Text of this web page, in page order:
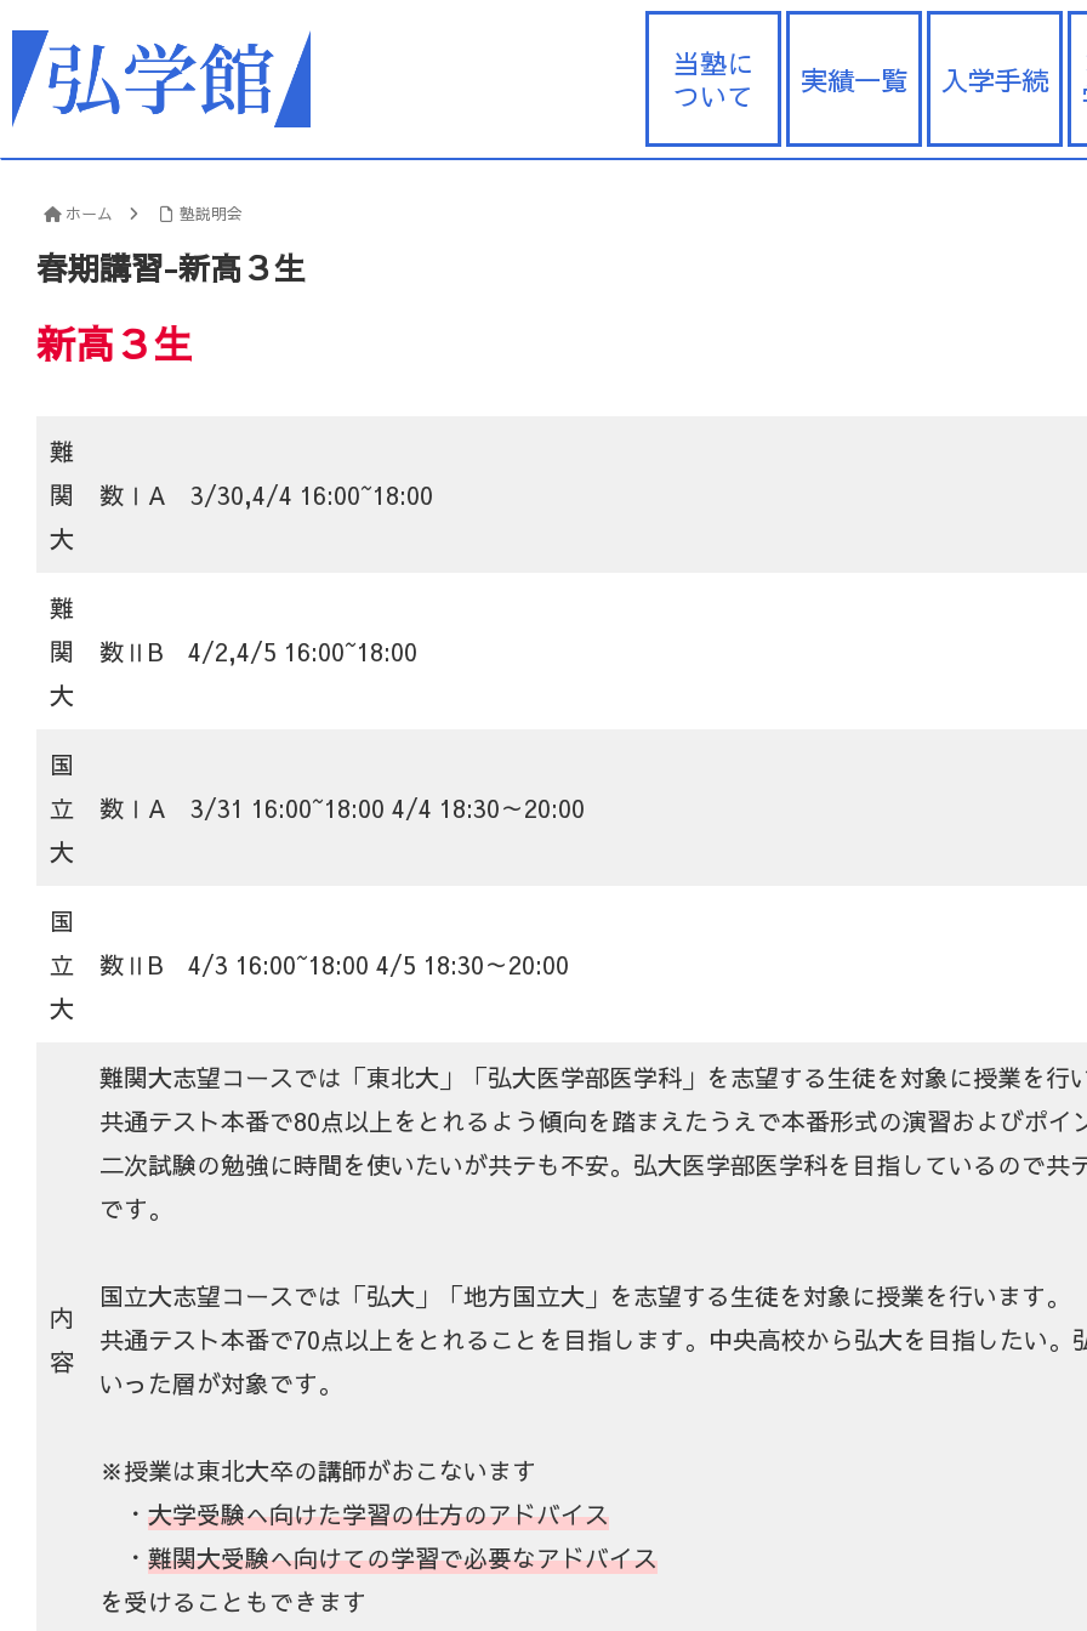
当塾に
ついて
実績一覧 入学手続
ホーム 塾説明会
春期講習-新高３生
新高３生
難
関
大
数ⅠA 3/30,4/4 16:00~18:00
難
関
大
数ⅡB 4/2,4/5 16:00~18:00
国
立
大
数ⅠA 3/31 16:00~18:00 4/4 18:30～20:00
国
立
大
数ⅡB 4/3 16:00~18:00 4/5 18:30～20:00
内
容
難関大志望コースでは「東北大」「弘大医学部医学科」を志望する生徒を対象に授業を行
共通テスト本番で80点以上をとれるよう傾向を踏まえたうえで本番形式の演習およびポ
二次試験の勉強に時間を使いたいが共テも不安。弘大医学部医学科を目指しているので
です。
国立大志望コースでは「弘大」「地方国立大」を志望する生徒を対象に授業を行います。
共通テスト本番で70点以上をとれることを目指します。中央高校から弘大を目指したい
いった層が対象です。
※授業は東北大卒の講師がおこないます
・ 大学受験へ向けた学習の仕方のアドバイス
・ 難関大受験へ向けての学習で必要なアドバイス
を受けることもできます